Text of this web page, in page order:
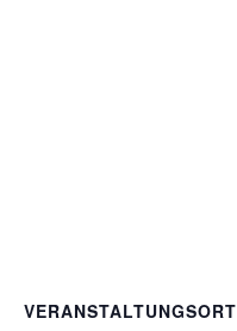
VERANSTALTUNGSORT